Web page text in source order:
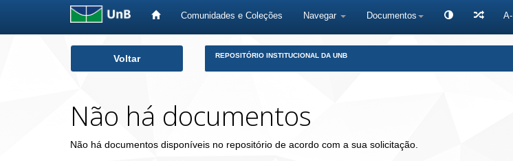
Comunidades e Coleções Navegar Documentos A-
Voltar REPOSITÓRIO INSTITUCIONAL DA UNB
Não há documentos
Não há documentos disponíveis no repositório de acordo com a sua solicitação.